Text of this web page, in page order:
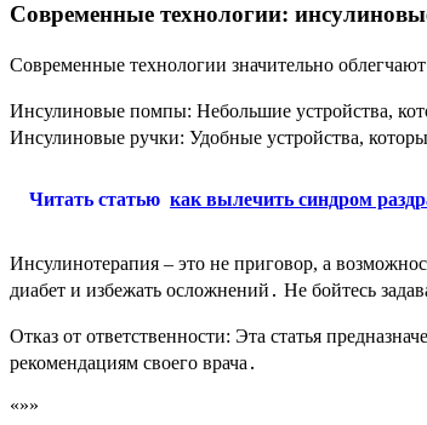
Современные технологии:
Современные технологии значительно
Инсулиновые помпы: Небольшие устройства,
Инсулиновые ручки: Удобные устройства,
Читать статью как вылечить синдром
Инсулинотерапия – это не приговор, а
диабет и избежать осложнений․ Не бойтесь
Отказ от ответственности: Эта статья
рекомендациям своего врача․
«»»